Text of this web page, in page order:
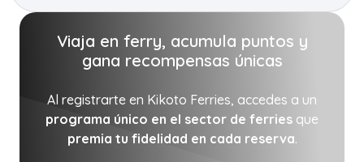
Viaja en ferry, acumula puntos y
gana recompensas únicas
Al registrarte en Kikoto Ferries, accedes a un
programa único en el sector de ferries que
premia tu fidelidad en cada reserva.